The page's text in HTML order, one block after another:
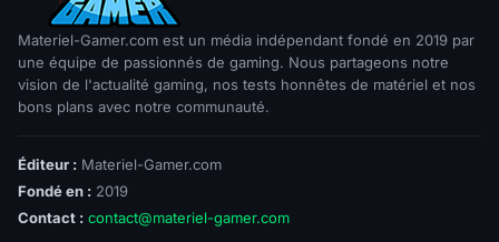
Materiel-Gamer.com est un média indépendant fondé en 2019 par
une équipe de passionnés de gaming. Nous partageons notre
vision de l'actualité gaming, nos tests honnêtes de matériel et nos
bons plans avec notre communauté.
Éditeur : Materiel-Gamer.com
Fondé en : 2019
Contact : contact@materiel-gamer.com